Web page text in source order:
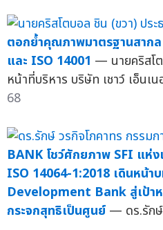
ตอกย้ำคุณภาพมาตรฐานสาก
และ ISO 14001 — นายคริสโต
หน้าที่บริหาร บริษัท เชาว์ เอ็นเ
68
BANK โชว์ศักยภาพ SFI แห่
ISO 14064-1:2018 เดินหน้า
Development Bank สู่เป้า
กระจกสุทธิเป็นศูนย์ — ดร.รักษ์